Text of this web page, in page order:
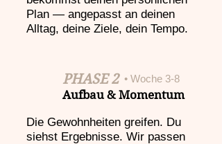
Plan — angepasst an deinen
Alltag, deine Ziele, dein Tempo.
PHASE 2 • Woche 3-8
Aufbau & Momentum
Die Gewohnheiten greifen. Du
siehst Ergebnisse. Wir passen